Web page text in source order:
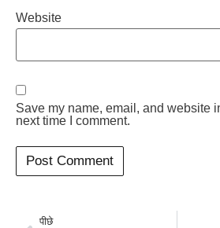
Website
Save my name, email, and website
next time I comment.
पीछे